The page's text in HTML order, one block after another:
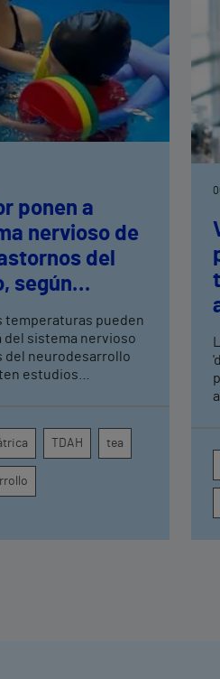
ponen a
nervioso de
del
según
temperaturas pueden
del sistema nervioso
del neurodesarrollo
estudios
y la
TDAH tea